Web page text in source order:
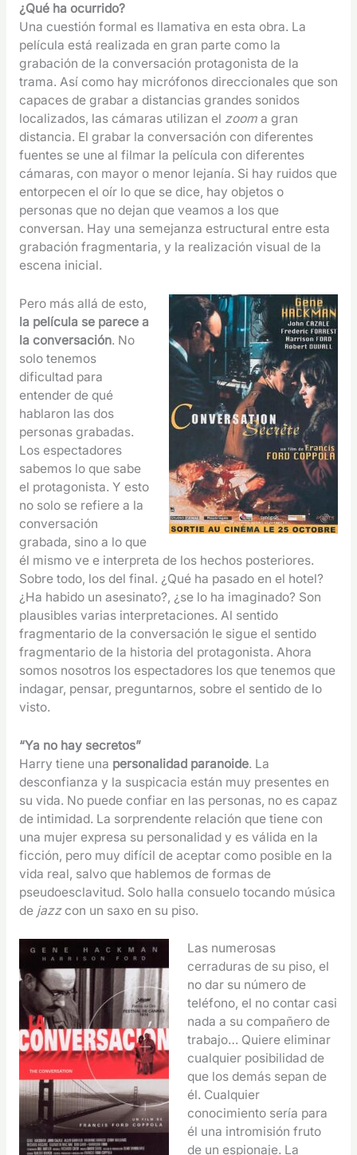
¿Qué ha ocurrido?
Una cuestión formal es llamativa en esta obra. La
película está realizada en gran parte como la
grabación de la conversación protagonista de la
trama. Así como hay micrófonos direccionales que son
capaces de grabar a distancias grandes sonidos
localizados, las cámaras utilizan el zooma gran
distancia. El grabar la conversación con diferentes
fuentes se une al filmar la película con diferentes
cámaras, con mayor o menor lejanía. Si hay ruidos que
entorpecen el oír lo que se dice, hay objetos o
personas que no dejan que veamos a los que
conversan. Hay una semejanza estructural entre esta
grabación fragmentaria, y la realización visual de la
escena inicial.
Pero más allá de esto,
la película se parece a
la conversación. No
solo tenemos
dificultad para
entender de qué
hablaron las dos
personas grabadas.
Los espectadores
sabemos lo que sabe
el protagonista. Y esto
no solo se refiere a la
conversación
grabada, sino a lo que
él mismo ve e interpreta de los hechos posteriores.
Sobre todo, los del final. ¿Qué ha pasado en el hotel?
¿Ha habido un asesinato?, ¿se lo ha imaginado? Son
plausibles varias interpretaciones. Al sentido
fragmentario de la conversación le sigue el sentido
fragmentario de la historia del protagonista. Ahora
somos nosotros los espectadores los que tenemos que
indagar, pensar, preguntarnos, sobre el sentido de lo
visto.
“Ya no hay secretos”
Harry tiene una personalidad paranoide. La
desconfianza y la suspicacia están muy presentes en
su vida. No puede confiar en las personas, no es capaz
de intimidad. La sorprendente relación que tiene con
una mujer expresa su personalidad y es válida en la
ficción, pero muy difícil de aceptar como posible en la
vida real, salvo que hablemos de formas de
pseudoesclavitud. Solo halla consuelo tocando música
de jazz con un saxo en su piso.
Las numerosas
cerraduras de su piso, el
no dar su número de
teléfono, el no contar casi
nada a su compañero de
trabajo… Quiere eliminar
cualquier posibilidad de
que los demás sepan de
él. Cualquier
conocimiento sería para
él una intromisión fruto
de un espionaje. La